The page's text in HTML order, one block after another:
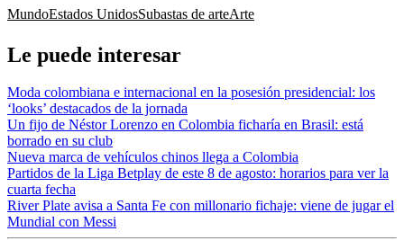
MundoEstados UnidosSubastas de arteArte
Le puede interesar
Moda colombiana e internacional en la posesión presidencial: los
‘looks’ destacados de la jornada
Un fijo de Néstor Lorenzo en Colombia ficharía en Brasil: está
borrado en su club
Nueva marca de vehículos chinos llega a Colombia
Partidos de la Liga Betplay de este 8 de agosto: horarios para ver la
cuarta fecha
River Plate avisa a Santa Fe con millonario fichaje: viene de jugar el
Mundial con Messi